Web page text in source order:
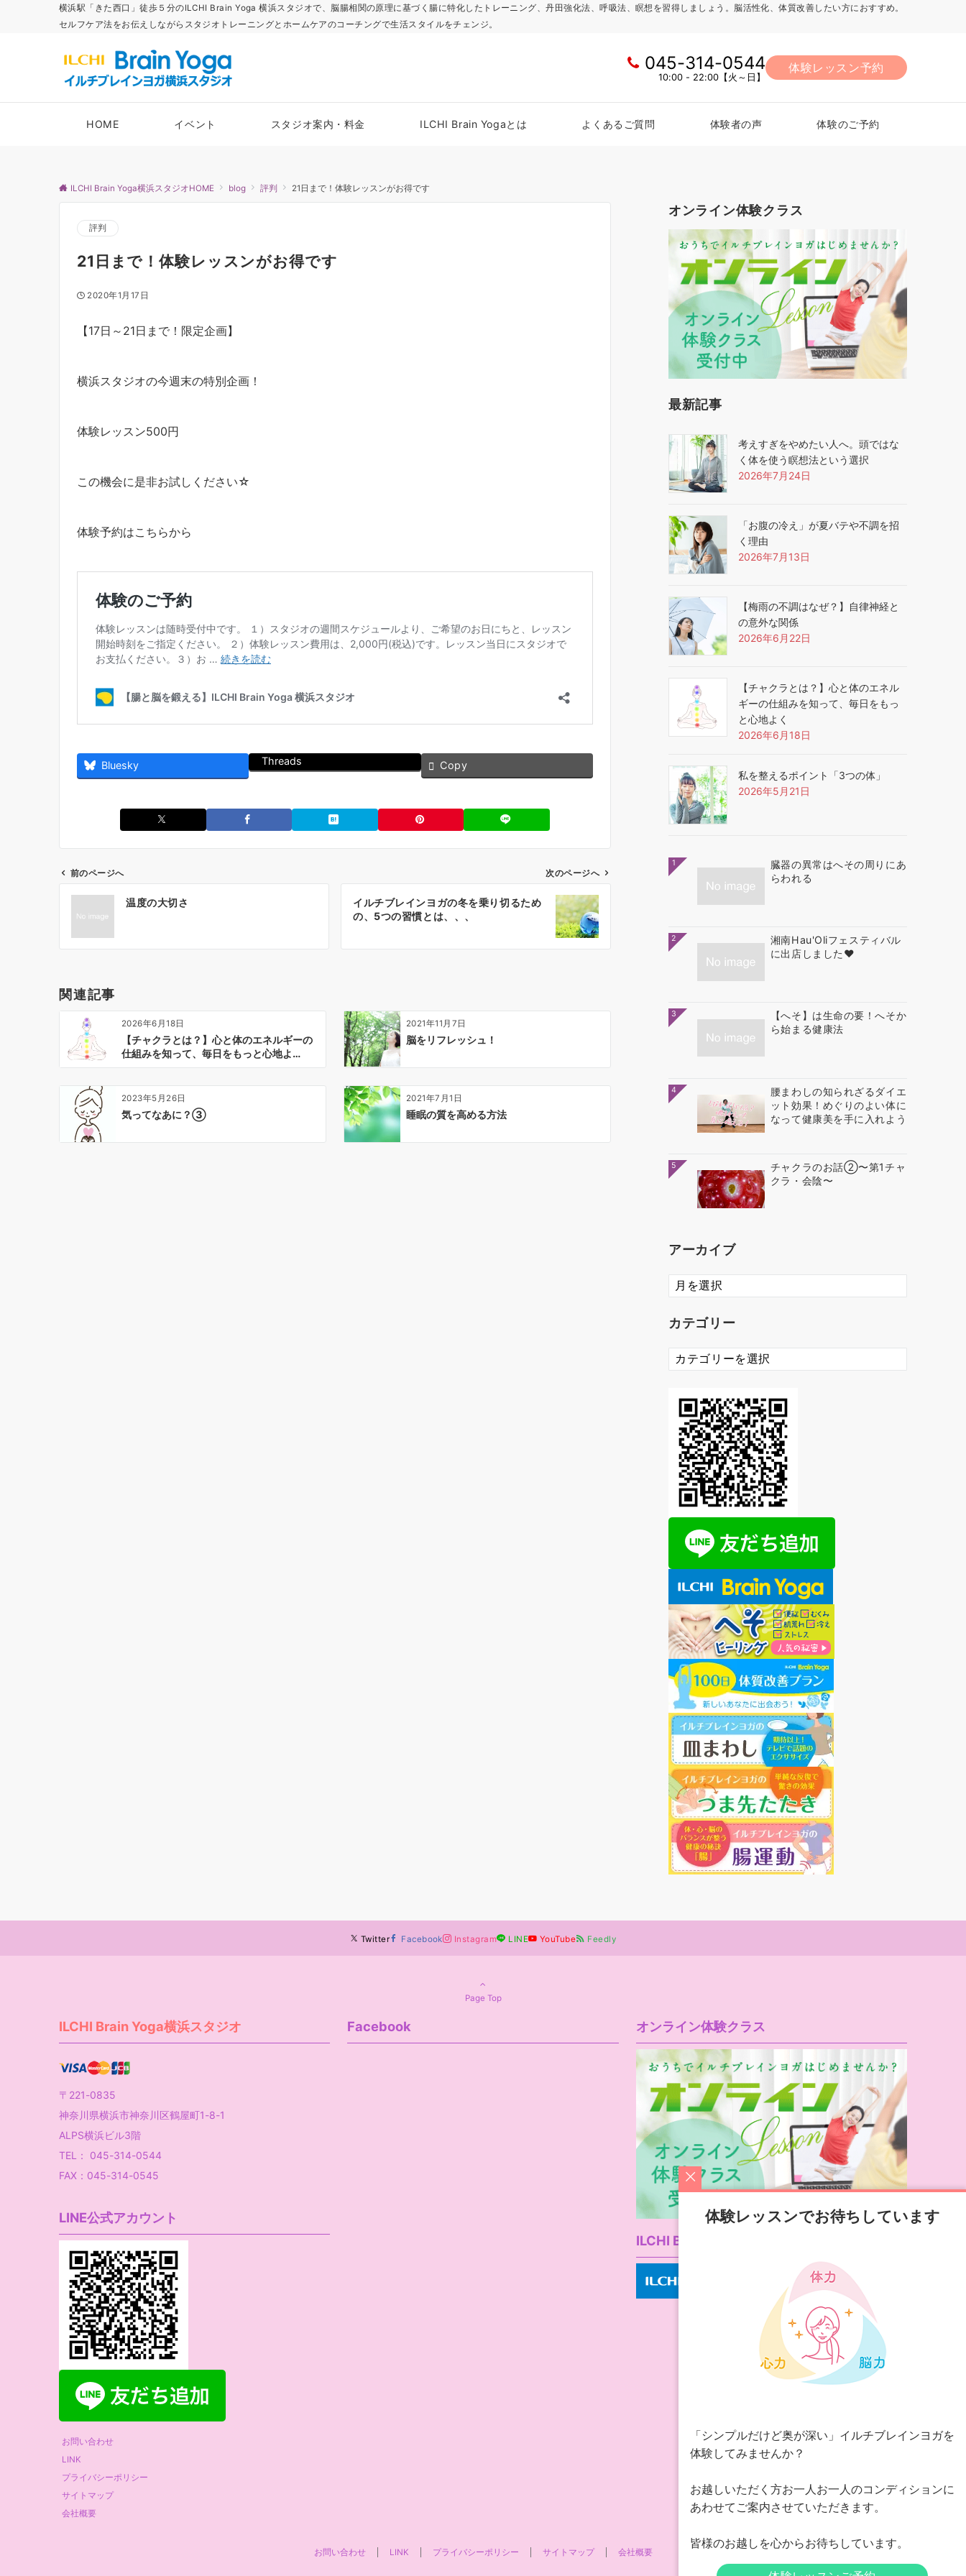
横浜駅「きた西口」徒歩５分のILCHI Brain Yoga 横浜スタジオで、脳腸相関の原理に基づく腸に特化したトレーニング、丹田強化法、呼吸法、瞑想を習得しましょう。脳活性化、体質改善したい方におすすめ。
セルフケア法をお伝えしながらスタジオトレーニングとホームケアのコーチングで生活スタイルをチェンジ。
045-314-0544
10:00 - 22:00【火～日】
体験レッスン予約
HOME イベント スタジオ案内・料金 ILCHI Brain Yogaとは よくあるご質問 体験者の声 体験のご予約
ILCHI Brain Yoga横浜スタジオHOME blog 評判 21日まで！体験レッスンがお得です
評判
21日まで！体験レッスンがお得です
2020年1月17日
【17日～21日まで！限定企画】
横浜スタジオの今週末の特別企画！
体験レッスン500円
この機会に是非お試しください☆
体験予約はこちらから
Bluesky Threads Copy
シ
前のページへ
温度の大切さ
次のページへ
イルチブレインヨガの冬を乗り切るため
の、5つの習慣とは、、、
関連記事
2026年6月18日
【チャクラとは？】心と体のエネルギーの
仕組みを知って、毎日をもっと心地よ…
2021年11月7日
脳をリフレッシュ！
2023年5月26日
気ってなあに？➂
2021年7月1日
睡眠の質を高める方法
オンライン体験クラス
最新記事
考えすぎをやめたい人へ。頭ではな
く体を使う瞑想法という選択
2026年7月24日
「お腹の冷え」が夏バテや不調を招
く理由
2026年7月13日
【梅雨の不調はなぜ？】自律神経と
の意外な関係
2026年6月22日
【チャクラとは？】心と体のエネル
ギーの仕組みを知って、毎日をもっ
と心地よく
2026年6月18日
私を整えるポイント「3つの体」
2026年5月21日
1
臓器の異常はへその周りにあ
らわれる
2
湘南Hau'Oliフェスティバル
に出店しました❤
3
【へそ】は生命の要！へそか
ら始まる健康法
4
腰まわしの知られざるダイエ
ット効果！めぐりのよい体に
なって健康美を手に入れよう
5
チャクラのお話②〜第1チャ
クラ・会陰〜
アーカイブ
ア
ー
イ
カテゴリー
カ
テ
Twitter Facebook Instagram LINE YouTube Feedly
Page Top
ILCHI Brain Yoga横浜スタジオ
〒221-0835
神奈川県横浜市神奈川区鶴屋町1-8-1
ALPS横浜ビル3階
TEL： 045-314-0544
FAX：045-314-0545
LINE公式アカウント
お問い合わせ
LINK
プライバシーポリシー
サイトマップ
会社概要
Facebook オンライン体験クラス
ILCHI Brain Yoga公式サイト
お問い合わせ LINK プライバシーポリシー サイトマップ 会社概要
体験レッスンでお待ちしています
「シンプルだけど奥が深い」イルチブレインヨガを
体験してみませんか？
お越しいただく方お一人お一人のコンディションに
あわせてご案内させていただきます。
皆様のお越しを心からお待ちしています。